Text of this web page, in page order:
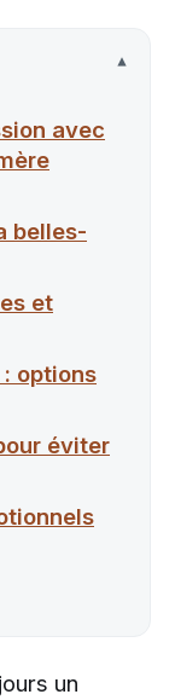
avec
belles-
et
options
éviter
un